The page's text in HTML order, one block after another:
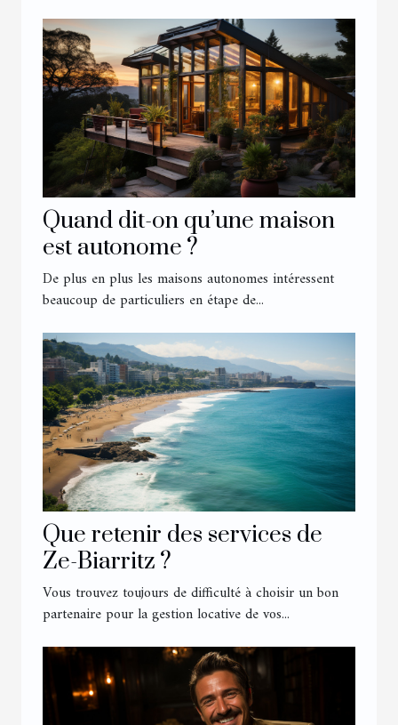
Quand dit-on qu’une maison
est autonome ?
De plus en plus les maisons autonomes intéressent
beaucoup de particuliers en étape de...
Que retenir des services de
Ze-Biarritz ?
Vous trouvez toujours de difficulté à choisir un bon
partenaire pour la gestion locative de vos...